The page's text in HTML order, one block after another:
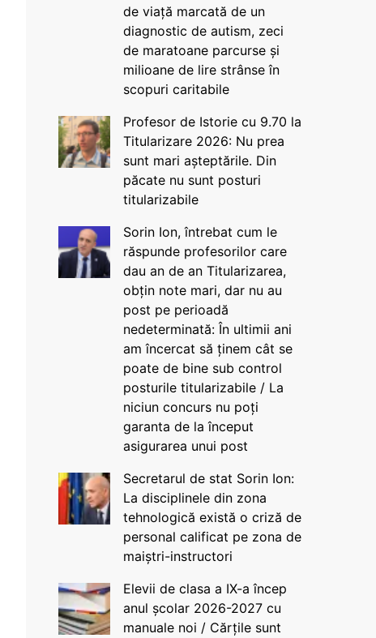
de viață marcată de un
diagnostic de autism, zeci
de maratoane parcurse și
milioane de lire strânse în
scopuri caritabile
Profesor de Istorie cu 9.70 la
Titularizare 2026: Nu prea
sunt mari așteptările. Din
păcate nu sunt posturi
titularizabile
Sorin Ion, întrebat cum le
răspunde profesorilor care
dau an de an Titularizarea,
obțin note mari, dar nu au
post pe perioadă
nedeterminată: În ultimii ani
am încercat să ținem cât se
poate de bine sub control
posturile titularizabile / La
niciun concurs nu poți
garanta de la început
asigurarea unui post
Secretarul de stat Sorin Ion:
La disciplinele din zona
tehnologică există o criză de
personal calificat pe zona de
maiștri-instructori
Elevii de clasa a IX-a încep
anul școlar 2026-2027 cu
manuale noi / Cărțile sunt